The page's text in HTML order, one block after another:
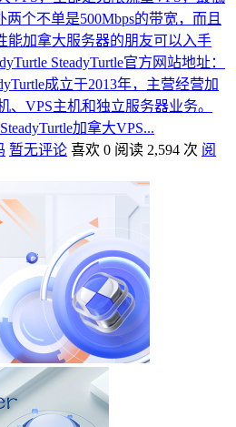
个不单是500Mbps的带宽，而且
能加拿大服务器的朋友可以入手
SteadyTurtle官方网站地址：
成立于2013年，主营经营加
、VPS主机和独立服务器业务。
加拿大VPS...
暂无评论 喜欢 0 阅读 2,594 次 阅